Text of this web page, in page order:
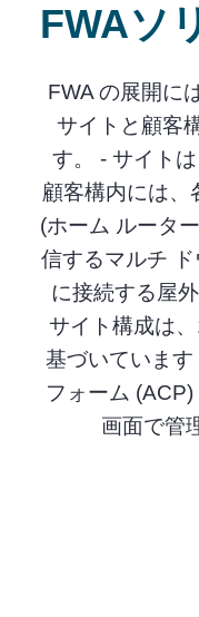
FWAソ
FWA の展開に
サイトと顧客
す。 - サイト
顧客構内には、
(ホーム ルータ
信するマルチ
に接続する屋
サイト構成は
基づいています
フォーム
画面で管